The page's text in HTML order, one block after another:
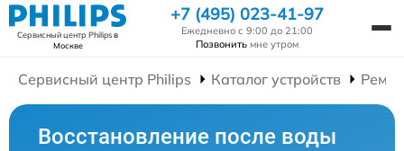
Сервисный центр Philipsв
Москве
+7 (495) 023-41-97
Ежедневно с 9:00 до 21:00
Позвонить мне утром
Сервисный центр Philips Каталог устройств
Восстановление после воды